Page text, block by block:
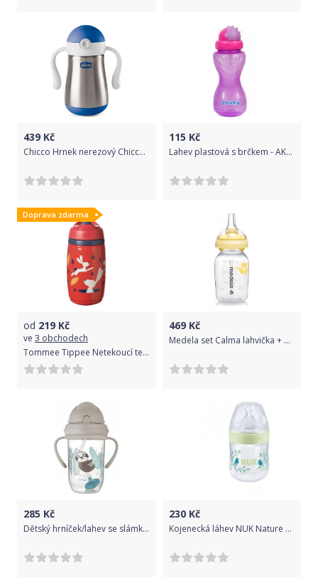
439 Kč
Chicco Hrnek nerezový Chicco Power Cup s brčkem a držadly, 237ml - chlapec
115 Kč
Lahev plastová s brčkem - AKUKU fialová - 360ml
Doprava zdarma
od 219 Kč
ve 3 obchodech
Tommee Tippee Netekoucí termohrnek Superstar sportovní 266ml 12m+ Red
469 Kč
Medela set Calma lahvička + Calma systém 150ml, 0m+
285 Kč
Dětský hrníček/lahev se slámkou a závažím 270ml - EXOTIC LENOCHOD šedý - Canpol
230 Kč
Kojenecká láhev NUK Nature Sense s kontrolou teploty 150 ml zelená, Zelená